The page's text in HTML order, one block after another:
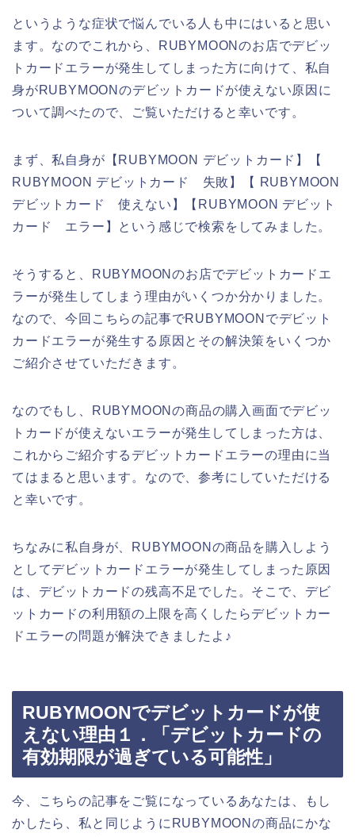
というような症状で悩んでいる人も中にはいると思い
ます。なのでこれから、RUBYMOONのお店でデビッ
トカードエラーが発生してしまった方に向けて、私自
身がRUBYMOONのデビットカードが使えない原因に
ついて調べたので、ご覧いただけると幸いです。
まず、私自身が【RUBYMOON デビットカード】【
RUBYMOON デビットカード 失敗】【 RUBYMOON
デビットカード 使えない】【RUBYMOON デビット
カード エラー】という感じで検索をしてみました。
そうすると、RUBYMOONのお店でデビットカードエ
ラーが発生してしまう理由がいくつか分かりました。
なので、今回こちらの記事でRUBYMOONでデビット
カードエラーが発生する原因とその解決策をいくつか
ご紹介させていただきます。
なのでもし、RUBYMOONの商品の購入画面でデビッ
トカードが使えないエラーが発生してしまった方は、
これからご紹介するデビットカードエラーの理由に当
てはまると思います。なので、参考にしていただける
と幸いです。
ちなみに私自身が、RUBYMOONの商品を購入しよう
としてデビットカードエラーが発生してしまった原因
は、デビットカードの残高不足でした。そこで、デビ
ットカードの利用額の上限を高くしたらデビットカー
ドエラーの問題が解決できましたよ♪
RUBYMOONでデビットカードが使
えない理由１．「デビットカードの
有効期限が過ぎている可能性」
今、こちらの記事をご覧になっているあなたは、もし
かしたら、私と同じようにRUBYMOONの商品にかな